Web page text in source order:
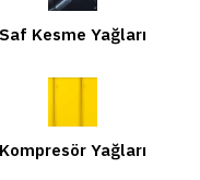
Saf Kesme Yağları
Kompresör Yağları